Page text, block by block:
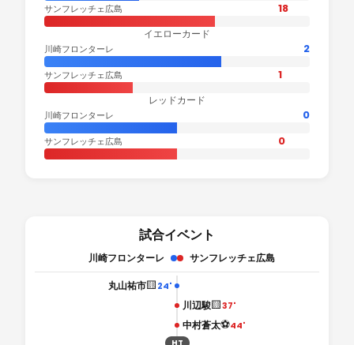
サンフレッチェ広島 18
イエローカード
川崎フロンターレ 2
サンフレッチェ広島 1
レッドカード
川崎フロンターレ 0
サンフレッチェ広島 0
試合イベント
川崎フロンターレ サンフレッチェ広島
24'
🟨
丸山祐市
川辺駿🟨37'
中村蒼太⚽44'